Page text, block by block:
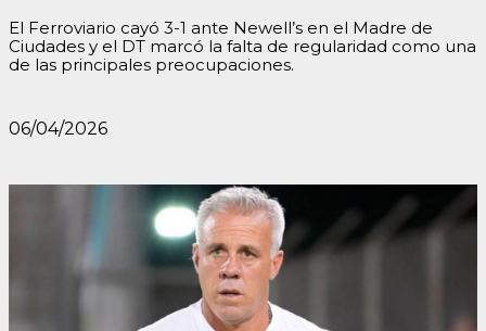
El Ferroviario cayó 3-1 ante Newell’s en el Madre de
Ciudades y el DT marcó la falta de regularidad como una
de las principales preocupaciones.
06/04/2026